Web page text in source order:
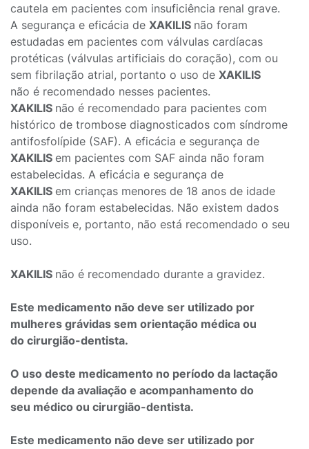
cautela em pacientes com insuficiência renal grave.
A segurança e eficácia de XAKILIS não foram
estudadas em pacientes com válvulas cardíacas
protéticas (válvulas artificiais do coração), com ou
sem fibrilação atrial, portanto o uso de XAKILIS
não é recomendado nesses pacientes.
XAKILIS não é recomendado para pacientes com
histórico de trombose diagnosticados com síndrome
antifosfolípide (SAF). A eficácia e segurança de
XAKILIS em pacientes com SAF ainda não foram
estabelecidas. A eficácia e segurança de
XAKILIS em crianças menores de 18 anos de idade
ainda não foram estabelecidas. Não existem dados
disponíveis e, portanto, não está recomendado o seu
uso.
XAKILIS não é recomendado durante a gravidez.
Este medicamento não deve ser utilizado por
mulheres grávidas sem orientação médica ou
do cirurgião-dentista.
O uso deste medicamento no período da lactação
depende da avaliação e acompanhamento do
seu médico ou cirurgião-dentista.
Este medicamento não deve ser utilizado por